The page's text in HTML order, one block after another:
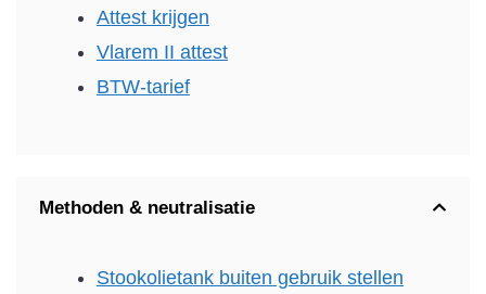
Attest krijgen
Vlarem II attest
BTW-tarief
Methoden & neutralisatie
Stookolietank buiten gebruik stellen